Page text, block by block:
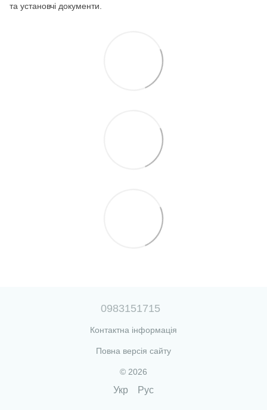
та установчі документи.
0983151715
Контактна інформація
Повна версія сайту
© 2026
Укр Рус